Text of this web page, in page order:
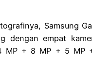
Samsung
dengan empat
MP + 8 MP + 5 MP